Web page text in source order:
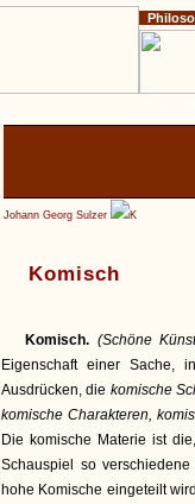
Johann Georg Sulzer K
Komisch
Komisch. (Schöne
Eigenschaft einer
Ausdrücken, die komische
komische Charakteren,
Die komische Materie ist
Schauspiel so
hohe Komische eingeteilt